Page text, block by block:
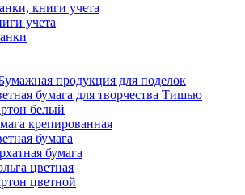
книги учета
учета
продукция для поделок
бумага для творчества Тишью
белый
крепированная
бумага
бумага
цветная
цветной